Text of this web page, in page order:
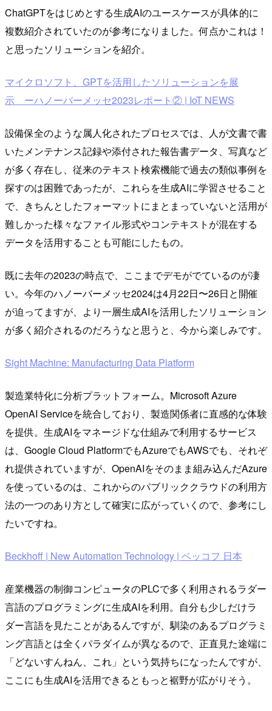
ChatGPTをはじめとする生成AIのユースケースが具体的に
複数紹介されていたのが参考になりました。何点かこれは！
と思ったソリューションを紹介。
マイクロソフト、GPTを活用したソリューションを展
示 ーハノーバーメッセ2023レポート② | IoT NEWS
設備保全のような属人化されたプロセスでは、人が文書で書
いたメンテナンス記録や添付された報告書データ、写真など
が多く存在し、従来のテキスト検索機能で過去の類似事例を
探すのは困難であったが、これらを生成AIに学習させること
で、きちんとしたフォーマットにまとまっていないと活用が
難しかった様々なファイル形式やコンテキストが混在する
データを活用することも可能にしたもの。
既に去年の2023の時点で、ここまでデモがでているのが凄
い。今年のハノーバーメッセ2024は4月22日〜26日と開催
が迫ってますが、より一層生成AIを活用したソリューション
が多く紹介されるのだろうなと思うと、今から楽しみです。
Sight Machine: Manufacturing Data Platform
製造業特化に分析プラットフォーム。Microsoft Azure
OpenAI Serviceを統合しており、製造関係者に直感的な体験
を提供。生成AIをマネージドな仕組みで利用するサービス
は、Google Cloud PlatformでもAzureでもAWSでも、それぞ
れ提供されていますが、OpenAIをそのまま組み込んだAzure
を使っているのは、これからのパブリッククラウドの利用方
法の一つのあり方として確実に広がっていくので、参考にし
たいですね。
Beckhoff | New Automation Technology | ベッコフ 日本
産業機器の制御コンピュータのPLCで多く利用されるラダー
言語のプログラミングに生成AIを利用。自分も少しだけラ
ダー言語を見たことがあるんですが、馴染のあるプログラミ
ング言語とは全くパラダイムが異なるので、正直見た途端に
「どないすんねん、これ」という気持ちになったんですが、
ここにも生成AIを活用できるともっと裾野が広がりそう。